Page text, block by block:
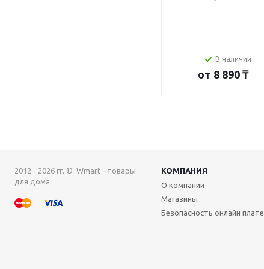
В наличии
от 8 890 ₸
2012 - 2026 гг. © Wmart - товары
для дома
КОМПАНИЯ
О компании
Магазины
Безопасность онлайн